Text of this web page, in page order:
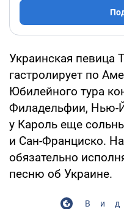
Украинская певица
гастролирует по
Юбилейного тура
Филадельфии, Нью-
у Кароль еще
и Сан-Франциско.
обязательно
песню об Украине.